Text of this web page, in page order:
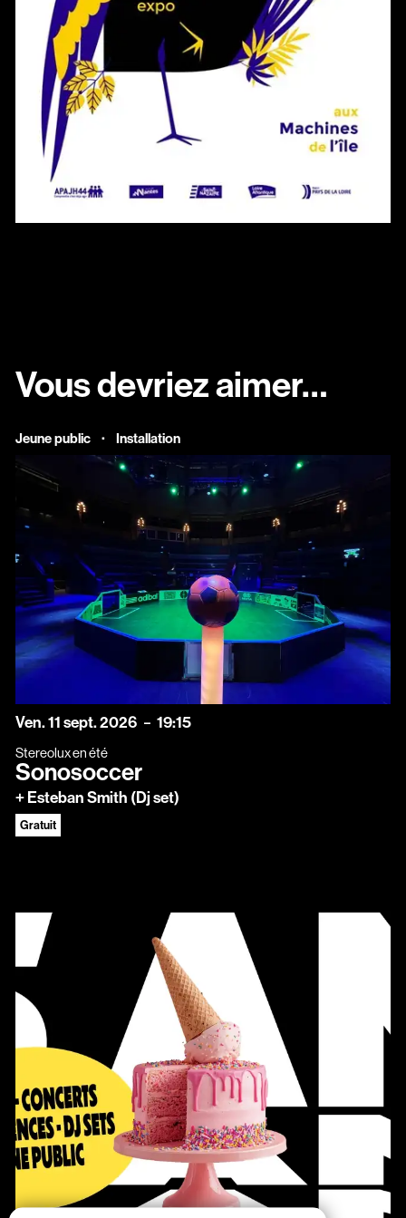
Vous devriez aimer…
Jeune public · Installation
vendredi
Ven.11septembre
sept.2026 19:15
Stereolux en été
Sonosoccer
+ Esteban Smith (Dj set)
Gratuit